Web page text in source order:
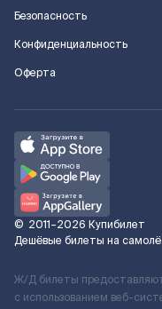
Безопасность
Конфиденциальность
Оферта
© 2011–2026 Купибилет
Дешёвые билеты на
Ж/Д билеты
с использованием веб-